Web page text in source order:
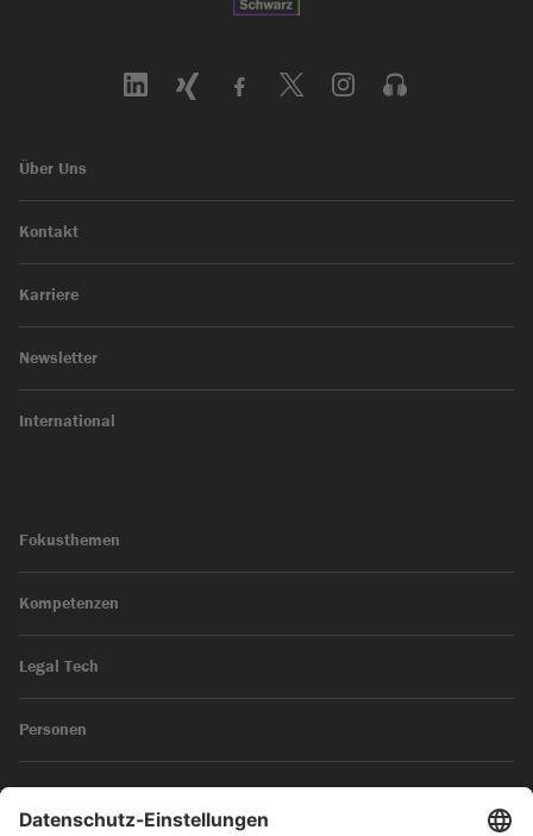
Über Uns
Kontakt
Karriere
Newsletter
International
Fokusthemen
Kompetenzen
Legal Tech
Personen
News